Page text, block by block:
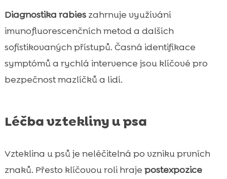
Diagnostika rabieszahrnuje využívání
imunofluorescenčních metod a dalších
sofistikovaných přístupů. Časná identifikace
symptómů a rychlá intervence jsou klíčové pro
bezpečnost mazlíčků a lidí.
Léčba vztekliny u psa
Vzteklina u psů je neléčitelná po vzniku prvních
znaků. Přesto klíčovou roli hraje postexpozice